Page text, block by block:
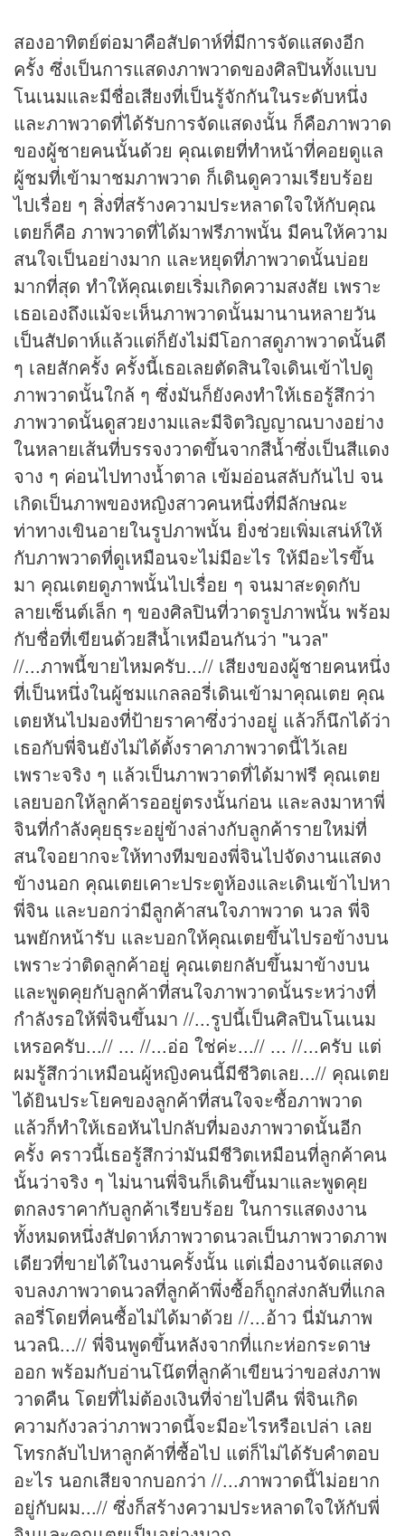
สองอาทิตย์ต่อมาคือสัปดาห์ที่มีการจัดแสดงอีก
ครั้ง ซึ่งเป็นการแสดงภาพวาดของศิลปินทั้งแบบ
โนเนมและมีชื่อเสียงที่เป็นรู้จักกันในระดับหนึ่ง
และภาพวาดที่ได้รับการจัดแสดงนั้น ก็คือภาพวาด
ของผู้ชายคนนั้นด้วย คุณเตยที่ทำหน้าที่คอยดูแล
ผู้ชมที่เข้ามาชมภาพวาด ก็เดินดูความเรียบร้อย
ไปเรื่อย ๆ สิ่งที่สร้างความประหลาดใจให้กับคุณ
เตยก็คือ ภาพวาดที่ได้มาฟรีภาพนั้น มีคนให้ความ
สนใจเป็นอย่างมาก และหยุดที่ภาพวาดนั้นบ่อย
มากที่สุด ทำให้คุณเตยเริ่มเกิดความสงสัย เพราะ
เธอเองถึงแม้จะเห็นภาพวาดนั้นมานานหลายวัน
เป็นสัปดาห์แล้วแต่ก็ยังไม่มีโอกาสดูภาพวาดนั้นดี
ๆ เลยสักครั้ง ครั้งนี้เธอเลยตัดสินใจเดินเข้าไปดู
ภาพวาดนั้นใกล้ ๆ ซึ่งมันก็ยังคงทำให้เธอรู้สึกว่า
ภาพวาดนั้นดูสวยงามและมีจิตวิญญาณบางอย่าง
ในหลายเส้นที่บรรจงวาดขึ้นจากสีน้ำซึ่งเป็นสีแดง
จาง ๆ ค่อนไปทางน้ำตาล เข้มอ่อนสลับกันไป จน
เกิดเป็นภาพของหญิงสาวคนหนึ่งที่มีลักษณะ
ท่าทางเขินอายในรูปภาพนั้น ยิ่งช่วยเพิ่มเสน่ห์ให้
กับภาพวาดที่ดูเหมือนจะไม่มีอะไร ให้มีอะไรขึ้น
มา คุณเตยดูภาพนั้นไปเรื่อย ๆ จนมาสะดุดกับ
ลายเซ็นต์เล็ก ๆ ของศิลปินที่วาดรูปภาพนั้น พร้อม
กับชื่อที่เขียนด้วยสีน้ำเหมือนกันว่า "นวล"
//...ภาพนี้ขายไหมครับ...// เสียงของผู้ชายคนหนึ่ง
ที่เป็นหนึ่งในผู้ชมแกลลอรี่เดินเข้ามาคุณเตย คุณ
เตยหันไปมองที่ป้ายราคาซึ่งว่างอยู่ แล้วก็นึกได้ว่า
เธอกับพี่จินยังไม่ได้ตั้งราคาภาพวาดนี้ไว้เลย
เพราะจริง ๆ แล้วเป็นภาพวาดที่ได้มาฟรี คุณเตย
เลยบอกให้ลูกค้ารออยู่ตรงนั้นก่อน และลงมาหาพี่
จินที่กำลังคุยธุระอยู่ข้างล่างกับลูกค้ารายใหม่ที่
สนใจอยากจะให้ทางทีมของพี่จินไปจัดงานแสดง
ข้างนอก คุณเตยเคาะประตูห้องและเดินเข้าไปหา
พี่จิน และบอกว่ามีลูกค้าสนใจภาพวาด นวล พี่จิ
นพยักหน้ารับ และบอกให้คุณเตยขึ้นไปรอข้างบน
เพราะว่าติดลูกค้าอยู่ คุณเตยกลับขึ้นมาข้างบน
และพูดคุยกับลูกค้าที่สนใจภาพวาดนั้นระหว่างที่
กำลังรอให้พี่จินขึ้นมา //...รูปนี้เป็นศิลปินโนเนม
เหรอครับ...// ... //...อ่อ ใช่ค่ะ...// ... //...ครับ แต่
ผมรู้สึกว่าเหมือนผู้หญิงคนนี้มีชีวิตเลย...// คุณเตย
ได้ยินประโยคของลูกค้าที่สนใจจะซื้อภาพวาด
แล้วก็ทำให้เธอหันไปกลับที่มองภาพวาดนั้นอีก
ครั้ง คราวนี้เธอรู้สึกว่ามันมีชีวิตเหมือนที่ลูกค้าคน
นั้นว่าจริง ๆ ไม่นานพี่จินก็เดินขึ้นมาและพูดคุย
ตกลงราคากับลูกค้าเรียบร้อย ในการแสดงงาน
ทั้งหมดหนึ่งสัปดาห์ภาพวาดนวลเป็นภาพวาดภาพ
เดียวที่ขายได้ในงานครั้งนั้น แต่เมื่องานจัดแสดง
จบลงภาพวาดนวลที่ลูกค้าพึ่งซื้อก็ถูกส่งกลับที่แกล
ลอรี่โดยที่คนซื้อไม่ได้มาด้วย //...อ้าว นี่มันภาพ
นวลนิ...// พี่จินพูดขึ้นหลังจากที่แกะห่อกระดาษ
ออก พร้อมกับอ่านโน๊ตที่ลูกค้าเขียนว่าขอส่งภาพ
วาดคืน โดยที่ไม่ต้องเงินที่จ่ายไปคืน พี่จินเกิด
ความกังวลว่าภาพวาดนี้จะมีอะไรหรือเปล่า เลย
โทรกลับไปหาลูกค้าที่ซื้อไป แต่ก็ไม่ได้รับคำตอบ
อะไร นอกเสียจากบอกว่า //...ภาพวาดนี้ไม่อยาก
อยู่กับผม...// ซึ่งก็สร้างความประหลาดใจให้กับพี่